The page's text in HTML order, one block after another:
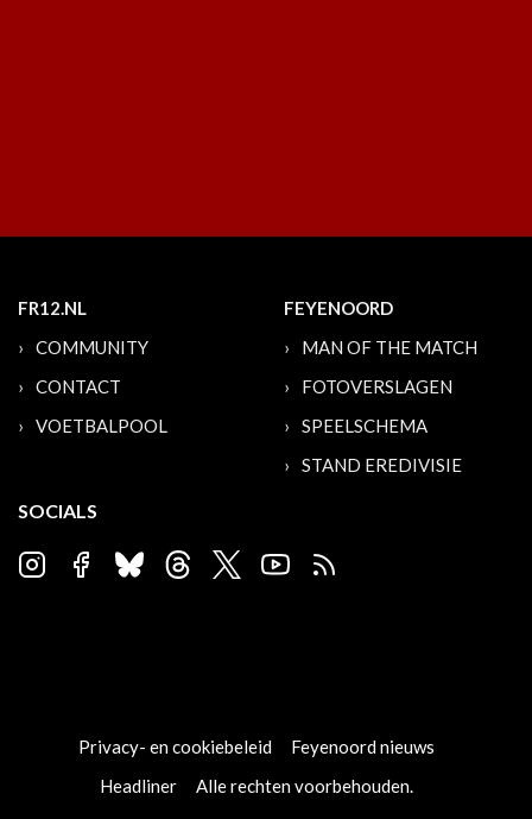
FR12.NL
COMMUNITY
CONTACT
VOETBALPOOL
FEYENOORD
MAN OF THE MATCH
FOTOVERSLAGEN
SPEELSCHEMA
STAND EREDIVISIE
SOCIALS
Privacy- en cookiebeleid
Feyenoord nieuws
Headliner
Alle rechten voorbehouden.